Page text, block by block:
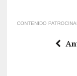
CONTENIDO